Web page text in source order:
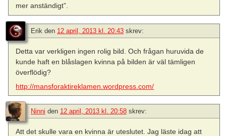
mer anständigt”.
Erik den 12 april, 2013 kl. 20:43 skrev:
Detta var verkligen ingen rolig bild. Och frågan huruvida de
kunde haft en blåslagen kvinna på bilden är väl tämligen
överflödig?
http://mansforaktireklamen.wordpress.com/
Ninni den 12 april, 2013 kl. 20:58 skrev:
Att det skulle vara en kvinna är uteslutet. Jag läste idag att